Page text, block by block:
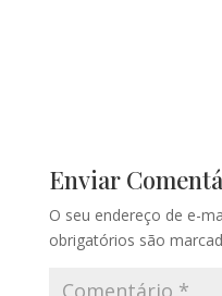
Enviar
O seu endereço de e-
obrigatórios são